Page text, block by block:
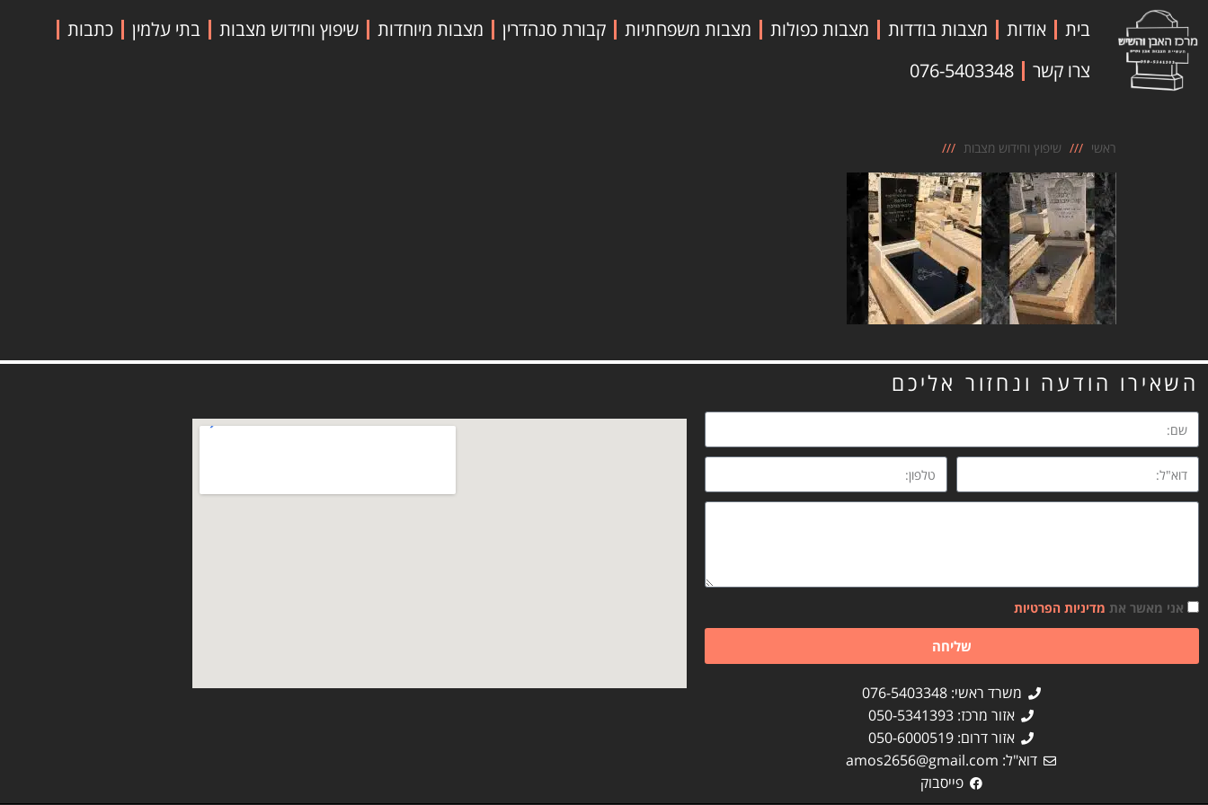
בית אודות מצבות בודדות מצבות כפולות מצבות משפחתיות קבורת סנהדרין מצבות מיוחדות שיפוץ וחידוש מצבות בתי עלמין
כתבות
צרו קשר
076-5403348
ראשי שיפוץ וחידוש מצבות
השאירו הודעה ונחזור אליכם
אני מאשר את מדיניות הפרטיות
שליחה
משרד ראשי: 076-5403348
אזור מרכז: 050-5341393
אזור דרום: 050-6000519
דוא"ל: amos2656@gmail.com
פייסבוק